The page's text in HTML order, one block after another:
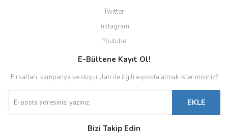
Twitter
Instagram
Youtube
E-Bültene Kayıt Ol!
Fırsatları, kampanya ve duyuruları ile ilgili e-posta almak ister misiniz?
EKLE
Bizi Takip Edin